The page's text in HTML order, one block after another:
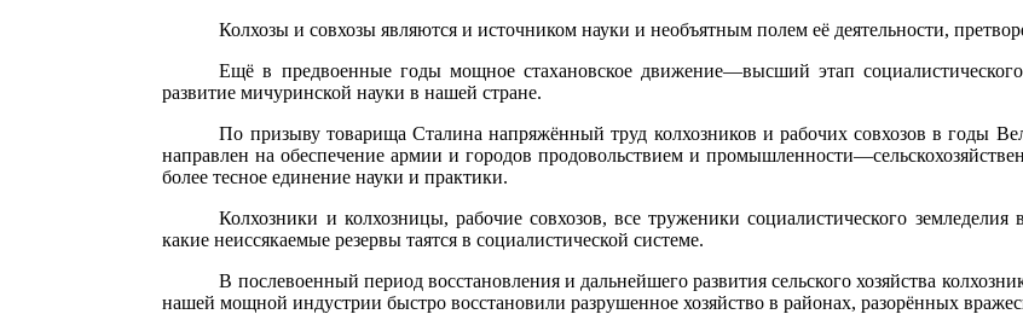
Колхозы и совхозы являются и источником науки и необъятным полем её деятельности,
Ещё в предвоенные годы мощное стахановское движение—высший этап
развитие мичуринской науки в нашей стране.
По призыву товарища Сталина напряжённый труд колхозников и рабочих совхозов в годы
направлен на обеспечение армии и городов продовольствием и
более тесное единение науки и практики.
Колхозники и колхозницы, рабочие совхозов, все труженики социалистического
какие неиссякаемые резервы таятся в социалистической системе.
В послевоенный период восстановления и дальнейшего развития сельского хозяйства
нашей мощной индустрии быстро восстановили разрушенное хозяйство в районах, разорённых